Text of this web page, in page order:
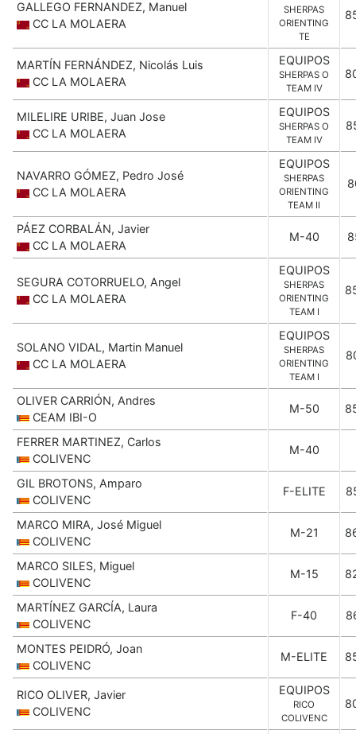
GALLEGO FERNANDEZ, Manuel
CC LA MOLAERA
SHERPAS
ORIENTING
TE
MARTÍN FERNÁNDEZ, Nicolás Luis
CC LA MOLAERA
EQUIPOS
SHERPAS O
TEAM IV
MILELIRE URIBE, Juan Jose
CC LA MOLAERA
EQUIPOS
SHERPAS O
TEAM IV
NAVARRO GÓMEZ, Pedro José
CC LA MOLAERA
EQUIPOS
SHERPAS
ORIENTING
TEAM II
PÁEZ CORBALÁN, Javier
CC LA MOLAERA
M-40
SEGURA COTORRUELO, Angel
CC LA MOLAERA
EQUIPOS
SHERPAS
ORIENTING
TEAM I
SOLANO VIDAL, Martin Manuel
CC LA MOLAERA
EQUIPOS
SHERPAS
ORIENTING
TEAM I
OLIVER CARRIÓN, Andres
CEAM IBI-O
M-50
FERRER MARTINEZ, Carlos
COLIVENC
M-40
GIL BROTONS, Amparo
COLIVENC
F-ELITE
MARCO MIRA, José Miguel
COLIVENC
M-21
MARCO SILES, Miguel
COLIVENC
M-15
MARTÍNEZ GARCÍA, Laura
COLIVENC
F-40
MONTES PEIDRÓ, Joan
COLIVENC
M-ELITE
RICO OLIVER, Javier
COLIVENC
EQUIPOS
RICO
COLIVENC